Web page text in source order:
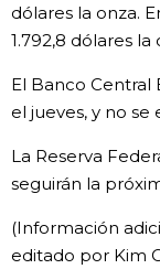
dólares la onza.
1.792,8 dólares la
El Banco
el jueves, y no se
La Reserva
seguirán la
(Información
editado por Kim